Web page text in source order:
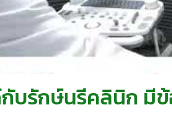
บรักษ์นรีคลินิก มีข้